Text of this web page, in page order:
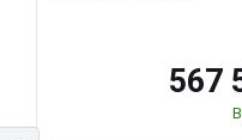
567